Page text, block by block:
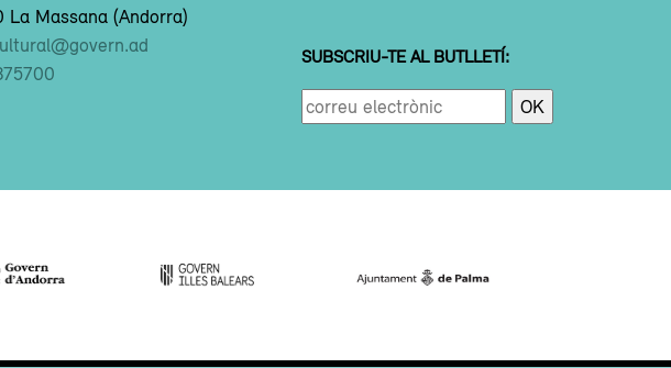
La Massana (Andorra)
SUBSCRIU-TE AL BUTLLETÍ: